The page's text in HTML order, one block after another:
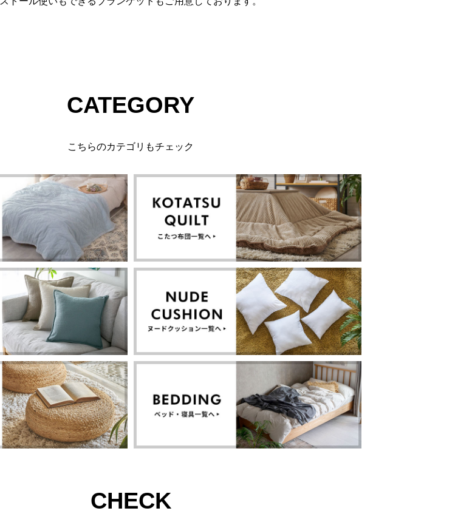
CATEGORY
こちらのカテゴリもチェック
CHECK